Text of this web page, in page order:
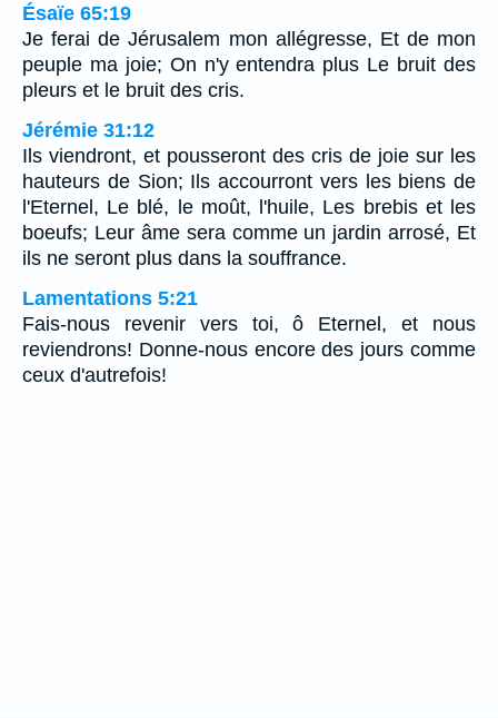
Ésaïe 65:19
Je ferai de Jérusalem mon allégresse, Et de mon
peuple ma joie; On n'y entendra plus Le bruit des
pleurs et le bruit des cris.
Jérémie 31:12
Ils viendront, et pousseront des cris de joie sur les
hauteurs de Sion; Ils accourront vers les biens de
l'Eternel, Le blé, le moût, l'huile, Les brebis et les
boeufs; Leur âme sera comme un jardin arrosé, Et
ils ne seront plus dans la souffrance.
Lamentations 5:21
Fais-nous revenir vers toi, ô Eternel, et nous
reviendrons! Donne-nous encore des jours comme
ceux d'autrefois!